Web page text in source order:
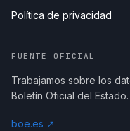
Política de privacidad
FUENTE OFICIAL
Trabajamos sobre los
Boletín Oficial del Estado.
boe.es ↗